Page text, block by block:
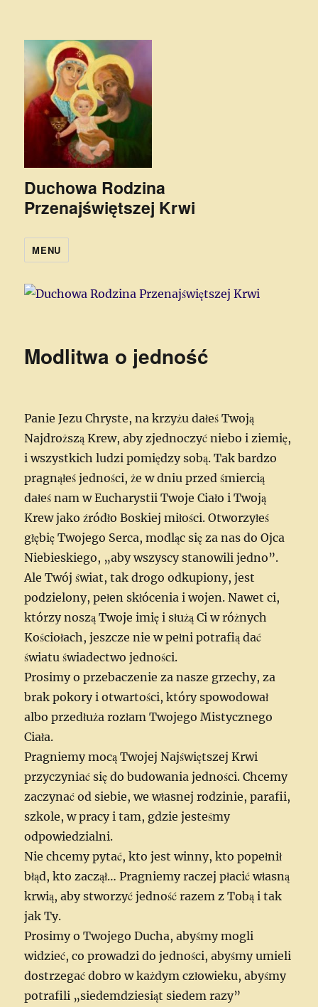
Duchowa Rodzina
Przenajświętszej Krwi
MENU
Modlitwa o jedność
Panie Jezu Chryste, na krzyżu dałeś Twoją
Najdroższą Krew, aby zjednoczyć niebo i ziemię,
i wszystkich ludzi pomiędzy sobą. Tak bardzo
pragnąłeś jedności, że w dniu przed śmiercią
dałeś nam w Eucharystii Twoje Ciało i Twoją
Krew jako źródło Boskiej miłości. Otworzyłeś
głębię Twojego Serca, modląc się za nas do Ojca
Niebieskiego, „aby wszyscy stanowili jedno”.
Ale Twój świat, tak drogo odkupiony, jest
podzielony, pełen skłócenia i wojen.Nawet ci,
którzy noszą Twoje imię i służą Ci w różnych
Kościołach, jeszcze nie w pełni potrafią dać
światu świadectwo jedności.
Prosimy o przebaczenie za nasze grzechy, za
brak pokory i otwartości, który spowodował
albo przedłuża rozłam Twojego Mistycznego
Ciała.
Pragniemy mocą Twojej Najświętszej Krwi
przyczyniać się do budowania jedności. Chcemy
zaczynać od siebie, we własnej rodzinie, parafii,
szkole, w pracy i tam, gdzie jesteśmy
odpowiedzialni.
Nie chcemy pytać, kto jest winny, kto popełnił
błąd, kto zaczął… Pragniemy raczej płacić własną
krwią, aby stworzyć jedność razem z Tobą i tak
jak Ty.
Prosimy o Twojego Ducha, abyśmy mogli
widzieć, co prowadzi do jedności, abyśmy umieli
dostrzegać dobro w każdym człowieku, abyśmy
potrafili „siedemdziesiąt siedem razy”